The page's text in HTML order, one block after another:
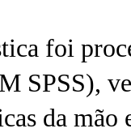
foi
SPSS),
da mão